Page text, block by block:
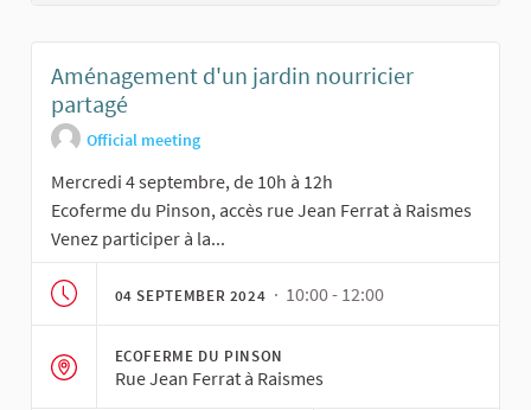
Aménagement d'un jardin nourricier
partagé
Official meeting
Mercredi 4 septembre, de 10h à 12h
Ecoferme du Pinson, accès rue Jean Ferrat à Raismes
Venez participer à la...
04 SEPTEMBER 2024 · 10:00 - 12:00
ECOFERME DU PINSON
Rue Jean Ferrat à Raismes